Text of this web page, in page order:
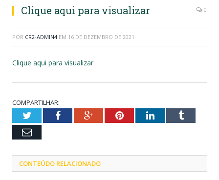
Clique aqui para visualizar 0
POR CR2-ADMIN4 EM 16 DE DEZEMBRO DE 2021
Clique aqui para visualizar
COMPARTILHAR:
TwitterFacebookGoogle+PinterestLinkedInTumblr
Email
CONTEÚDO RELACIONADO